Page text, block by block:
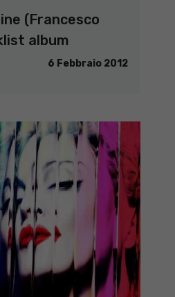
(Francesco
album
6 Febbraio 2012